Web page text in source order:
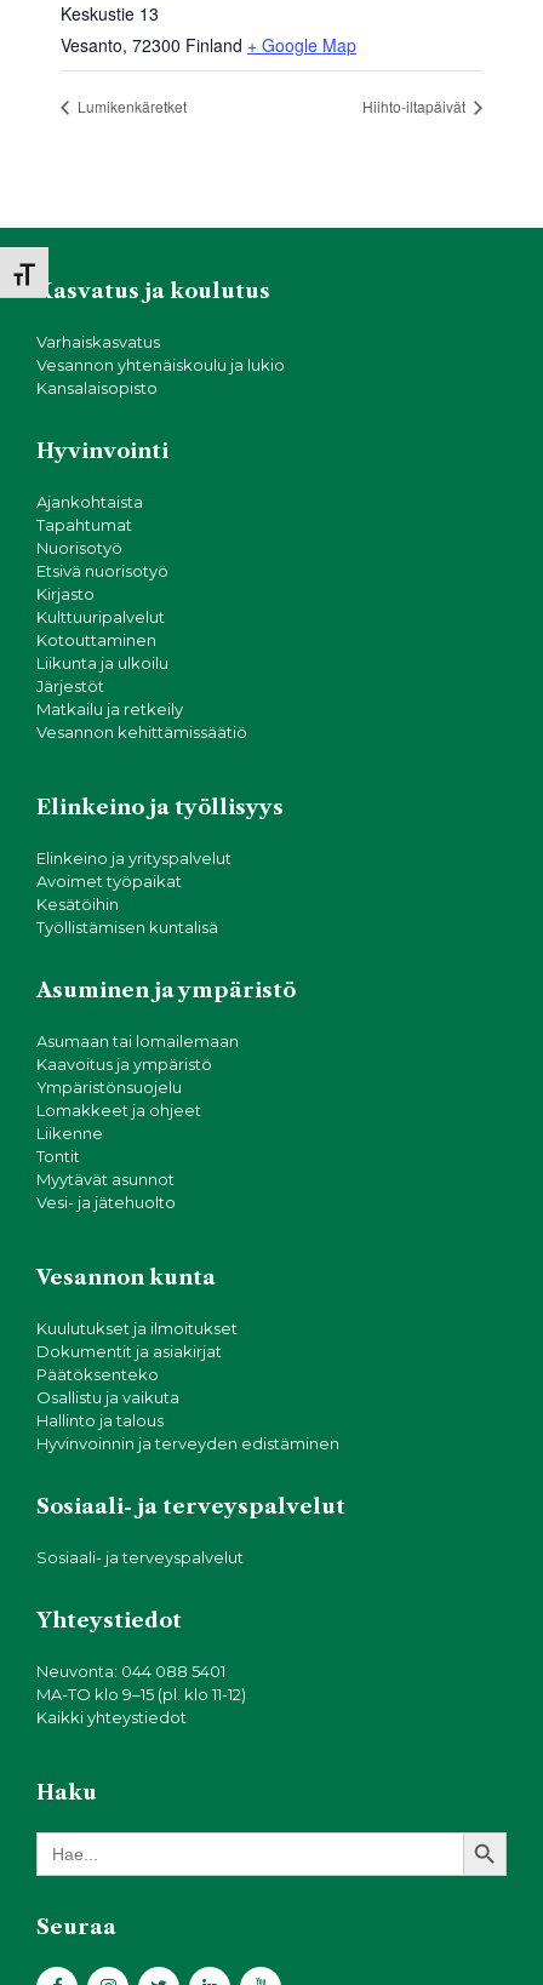
Toggle Font size
Keskustie 13
Vesanto, 72300 Finland + Google Map
Lumikenkäretket Hiihto-iltapäivät
Kasvatus ja koulutus
Varhaiskasvatus
Vesannon yhtenäiskoulu ja lukio
Kansalaisopisto
Hyvinvointi
Ajankohtaista
Tapahtumat
Nuorisotyö
Etsivä nuorisotyö
Kirjasto
Kulttuuripalvelut
Kotouttaminen
Liikunta ja ulkoilu
Järjestöt
Matkailu ja retkeily
Vesannon kehittämissäätiö
Elinkeino ja työllisyys
Elinkeino ja yrityspalvelut
Avoimet työpaikat
Kesätöihin
Työllistämisen kuntalisä
Asuminen ja ympäristö
Asumaan tai lomailemaan
Kaavoitus ja ympäristö
Ympäristönsuojelu
Lomakkeet ja ohjeet
Liikenne
Tontit
Myytävät asunnot
Vesi- ja jätehuolto
Vesannon kunta
Kuulutukset ja ilmoitukset
Dokumentit ja asiakirjat
Päätöksenteko
Osallistu ja vaikuta
Hallinto ja talous
Hyvinvoinnin ja terveyden edistäminen
Sosiaali- ja terveyspalvelut
Sosiaali- ja terveyspalvelut
Yhteystiedot
Neuvonta: 044 088 5401
MA-TO klo 9–15 (pl. klo 11-12)
Kaikki yhteystiedot
Haku
Search
for:
Search Button
Seuraa